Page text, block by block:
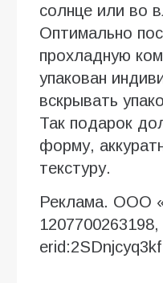
солнце или во
Оптимально
прохладную
упакован
вскрывать
Так подарок
форму,
текстуру.
Реклама. ООО
erid:2SDnjcyq3kf